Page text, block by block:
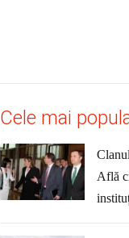
Cele mai
Află